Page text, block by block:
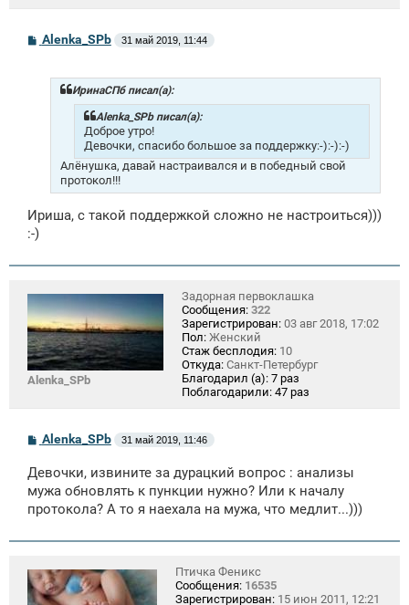
С
Alenka_SPb 31 май 2019, 11:44
ИринаСПб писал(а):
Alenka_SPb писал(а):
Доброе утро!
Девочки, спасибо большое за поддержку:-):-):-)
Алёнушка, давай настраивался и в победный свой
протокол!!!
Ириша, с такой поддержкой сложно не настроиться)))
:-)
Alenka_SPb
Задорная первоклашка
Сообщения: 322
Зарегистрирован: 03 авг 2018, 17:02
Пол: Женский
Стаж бесплодия: 10
Откуда: Санкт-Петербург
Благодарил (а): 7 раз
Поблагодарили: 47 раз
С
б
щ
е
н
е
Alenka_SPb 31 май 2019, 11:46
Девочки, извините за дурацкий вопрос : анализы
мужа обновлять к пункции нужно? Или к началу
протокола? А то я наехала на мужа, что медлит...)))
Птичка Феникс
Сообщения: 16535
Зарегистрирован: 15 июн 2011, 12:21